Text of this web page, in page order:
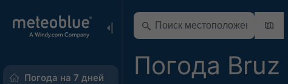
Погода на 7 дней Погода Bruz